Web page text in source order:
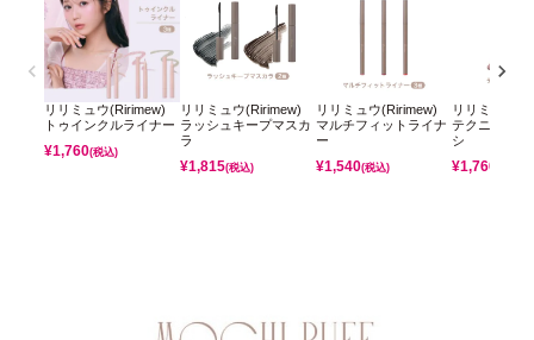
リリミュウ(Ririmew)
トゥインクルライナー
¥1,760(税込)
リリミュウ(Ririmew)
ラッシュキープマスカ
ラ
¥1,815(税込)
リリミュウ(Ririmew)
マルチフィットライナ
ー
¥1,540(税込)
リリミュウ
テクニカルリ
シ
¥1,760